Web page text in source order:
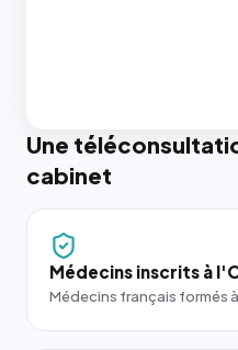
Une
cabinet
Médecins inscrits à
Médecins français formés